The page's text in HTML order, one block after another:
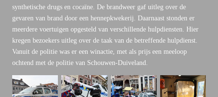
synthetische drugs en cocaïne. De brandweer gaf uitleg over de
gevaren van brand door een hennepkwekerij. Daarnaast stonden er
meerdere voertuigen opgesteld van verschillende hulpdiensten. Hier
kregen bezoekers uitleg over de taak van de betreffende hulpdienst.
Vanuit de politie was er een winactie, met als prijs een meeloop
ochtend met de politie van Schouwen-Duiveland.